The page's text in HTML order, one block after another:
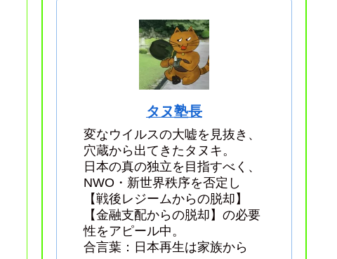
タヌ塾長
変なウイルスの大嘘を見抜き、
穴蔵から出てきたタヌキ。
日本の真の独立を目指すべく、
NWO・新世界秩序を否定し
【戦後レジームからの脱却】
【金融支配からの脱却】の必要
性をアピール中。
合言葉：日本再生は家族から